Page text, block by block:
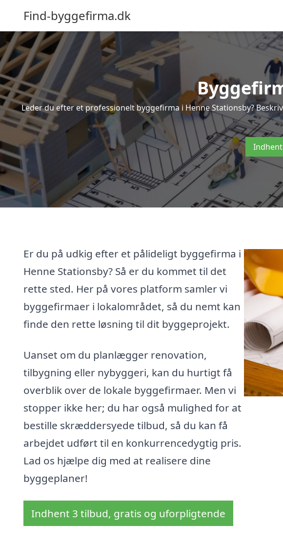
Find-byggefirma.dk
Leder du efter et professionelt byggefirma i Henne Stationsby?
Er du på udkig efter et pålideligt byggefirma i
Henne Stationsby? Så er du kommet til det
rette sted. Her på vores platform samler vi
byggefirmaer i lokalområdet, så du nemt kan
finde den rette løsning til dit byggeprojekt.
Uanset om du planlægger renovation,
tilbygning eller nybyggeri, kan du hurtigt få
overblik over de lokale byggefirmaer. Men vi
stopper ikke her; du har også mulighed for at
bestille skræddersyede tilbud, så du kan få
arbejdet udført til en konkurrencedygtig pris.
Lad os hjælpe dig med at realisere dine
byggeplaner!
Indhent 3 tilbud, gratis og uforpligtende